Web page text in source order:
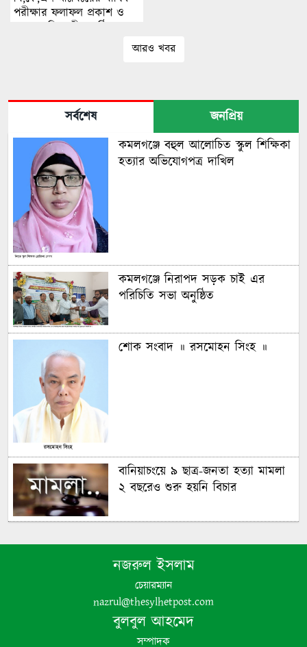
পরীক্ষার ফলাফল প্রকাশ ও
পুরস্কার বিতরণী অনুষ্ঠিত।
আরও খবর
সর্বশেষ
জনপ্রিয়
কমলগঞ্জে বহুল আলোচিত স্কুল শিক্ষিকা
হত্যার অভিযোগপত্র দাখিল
কমলগঞ্জে নিরাপদ সড়ক চাই এর
পরিচিতি সভা অনুষ্ঠিত
শোক সংবাদ ॥ রসমোহন সিংহ ॥
বানিয়াচংয়ে ৯ ছাত্র-জনতা হত্যা মামলা
২ বছরেও শুরু হয়নি বিচার
অঙ্গীকার বিএনপির- জিকে গউছ
পঞ্চগড়ে ইয়াবা সহ গ্রেপ্তার যুবদল নেতা
নজরুল ইসলাম
চেয়ারম্যান
nazrul@thesylhetpost.com
বুলবুল আহমেদ
সম্পাদক